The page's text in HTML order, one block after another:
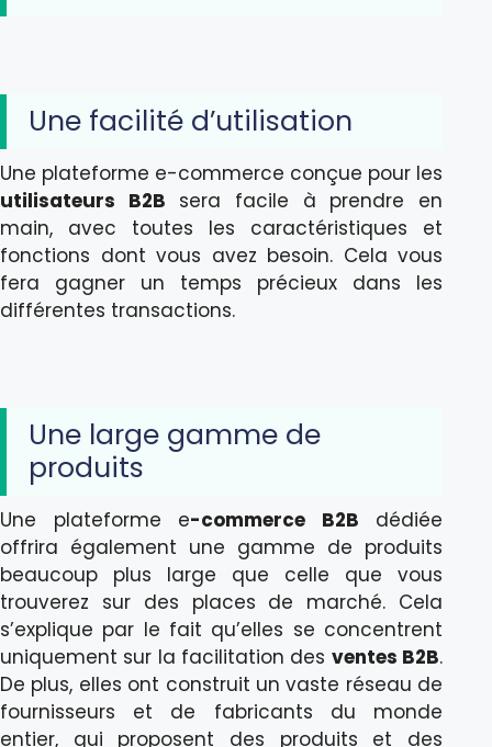
Une facilité d’utilisation
Une plateforme e-commerce conçue pour les
utilisateurs B2B sera facile à prendre en
main, avec toutes les caractéristiques et
fonctions dont vous avez besoin. Cela vous
fera gagner un temps précieux dans les
différentes transactions.
Une large gamme de
produits
Une plateforme e-commerce B2B dédiée
offrira également une gamme de produits
beaucoup plus large que celle que vous
trouverez sur des places de marché. Cela
s’explique par le fait qu’elles se concentrent
uniquement sur la facilitation des ventes B2B.
De plus, elles ont construit un vaste réseau de
fournisseurs et de fabricants du monde
entier, qui proposent des produits et des